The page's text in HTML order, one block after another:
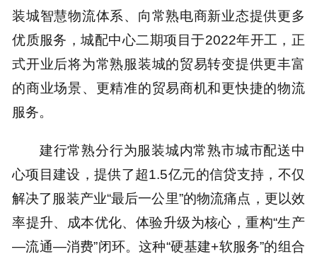
装城智慧物流体系、向常熟电商新业态提供更多
优质服务，城配中心二期项目于2022年开工，正
式开业后将为常熟服装城的贸易转变提供更丰富
的商业场景、更精准的贸易商机和更快捷的物流
服务。
建行常熟分行为服装城内常熟市城市配送中
心项目建设，提供了超1.5亿元的信贷支持，不仅
解决了服装产业“最后一公里”的物流痛点，更以效
率提升、成本优化、体验升级为核心，重构“生产
—流通—消费”闭环。这种“硬基建+软服务”的组合